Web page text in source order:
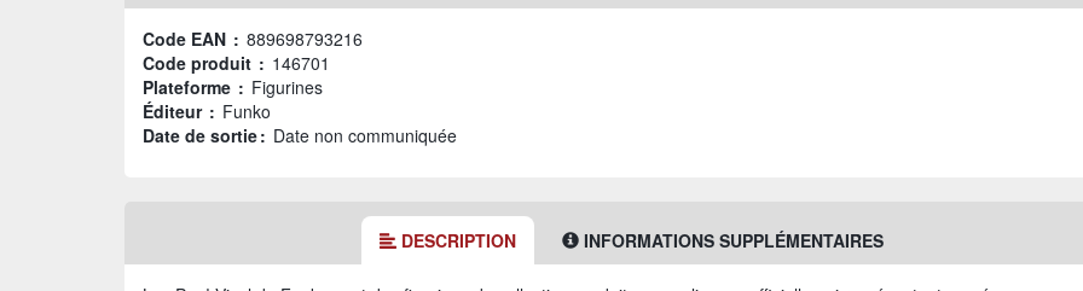
Code EAN : 889698793216
Code produit : 146701
Plateforme : Figurines
Éditeur : Funko
Date de sortie : Date non communiquée
DESCRIPTION INFORMATIONS SUPPLÉMENTAIRES